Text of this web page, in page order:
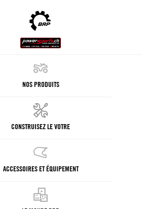
NOS PRODUITS
CONSTRUISEZ LE VOTRE
ACCESSOIRES ET ÉQUIPEMENT